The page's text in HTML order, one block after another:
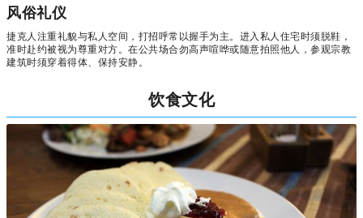
风俗礼仪
捷克人注重礼貌与私人空间，打招呼常以握手为主。进入私人住宅时须脱鞋，
准时赴约被视为尊重对方。在公共场合勿高声喧哗或随意拍照他人，参观宗教
建筑时须穿着得体、保持安静。
饮食文化